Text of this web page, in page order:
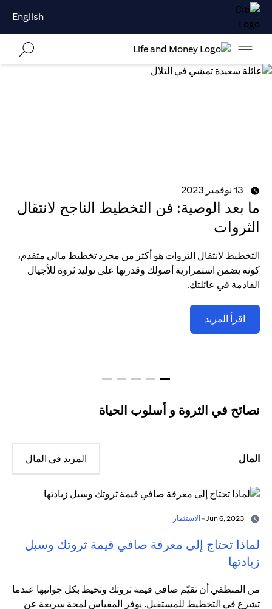
English
ما بعد الوصية: فن التخطيط الناجح لانتقال
الثروات
التخطيط لانتقال الثروات هو أكثر من مجرد تخطيط مالي متقدم،
كونه يضمن استمرارية أصولك وقدرتها على توليد ثروة للأجيال
القادمة في عائلتك.
اقرأ المزيد
نصائح في الثروة و أسلوب الحياة
المال المزيد في المال
الاستثمار
لماذا تحتاج إلى معرفة صافي قيمة ثروتك وسبل
زيادتها
من المنطقي أن تقيّم صافي قيمة ثروتك وتحيط بكل جوانبها عندما
تشرع في التخطيط للمستقبل. يوفر المقياس لمحة سريعة عن